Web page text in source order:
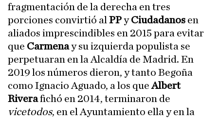
fragmentación de la derecha en tres
porciones convirtió al PPyCiudadanos en
aliados imprescindibles en 2015 para evitar
que Carmenay su izquierda populista se
perpetuaran en la Alcaldía de Madrid. En
2019 los números dieron, y tanto Begoña
como Ignacio Aguado, a los queAlbert
Riverafichó en 2014, terminaron de
vicetodos, en el Ayuntamiento ella y en la